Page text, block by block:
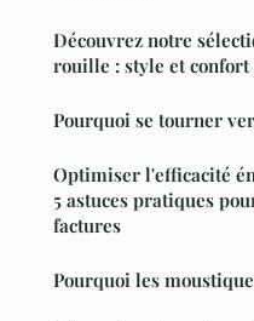
Découvrez notre
rouille : style et confort
Pourquoi se tourner
Optimiser l'efficacité
5 astuces pratiques
factures
Pourquoi les